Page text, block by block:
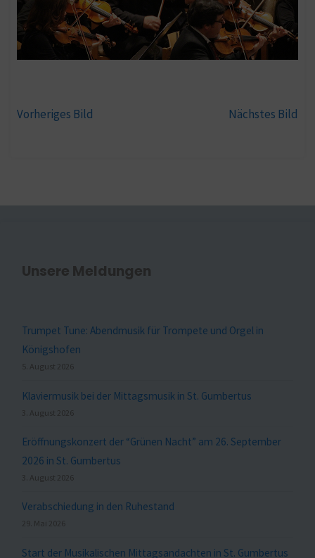
Vorheriges Bild Nächstes Bild
Unsere Meldungen
Trumpet Tune: Abendmusik für Trompete und Orgel in
Königshofen
5. August 2026
Klaviermusik bei der Mittagsmusik in St. Gumbertus
3. August 2026
Eröffnungskonzert der “Grünen Nacht” am 26. September
2026 in St. Gumbertus
3. August 2026
Verabschiedung in den Ruhestand
29. Mai 2026
Start der Musikalischen Mittagsandachten in St. Gumbertus